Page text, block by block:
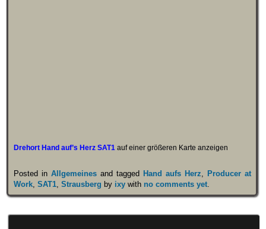
Drehort Hand auf’s Herz SAT1auf einer größeren Karte anzeigen
Posted in Allgemeinesand tagged Hand aufs Herz
Producer at
Work, SAT1, Strausberg by ixywith no comments yet.